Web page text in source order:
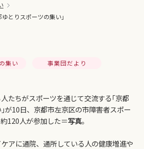
とりスポーツの集い｣
集い 事業団だより
たちがスポーツを通じて交流する｢京都
が10日、京都市左京区の市障害者スポー
120人が参加した＝写真。
アに通院、通所している人の健康増進や